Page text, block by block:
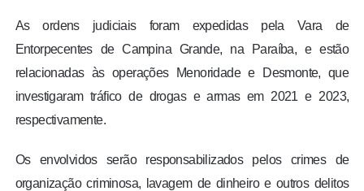
As ordens judiciais foram expedidas pela Vara de
Entorpecentes de Campina Grande, na Paraíba, e estão
relacionadas às operações Menoridade e Desmonte, que
investigaram tráfico de drogas e armas em 2021 e 2023,
respectivamente.
Os envolvidos serão responsabilizados pelos crimes de
organização criminosa, lavagem de dinheiro e outros delitos